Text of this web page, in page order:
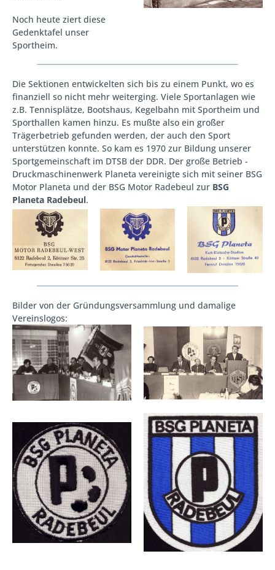
Noch heute ziert diese
Gedenktafel unser
Sportheim.
Die Sektionen entwickelten sich bis zu einem Punkt, wo es
finanziell so nicht mehr weiterging. Viele Sportanlagen wie
z.B. Tennisplätze, Bootshaus, Kegelbahn mit Sportheim und
Sporthallen kamen hinzu. Es mußte also ein großer
Trägerbetrieb gefunden werden, der auch den Sport
unterstützen konnte. So kam es 1970 zur Bildung unserer
Sportgemeinschaft im DTSB der DDR. Der große Betrieb -
Druckmaschinenwerk Planeta vereinigte sich mit seiner BSG
Motor Planeta und der BSG Motor Radebeul zur BSG
Planeta Radebeul.
Bilder von der Gründungsversammlung und damalige
Vereinslogos: